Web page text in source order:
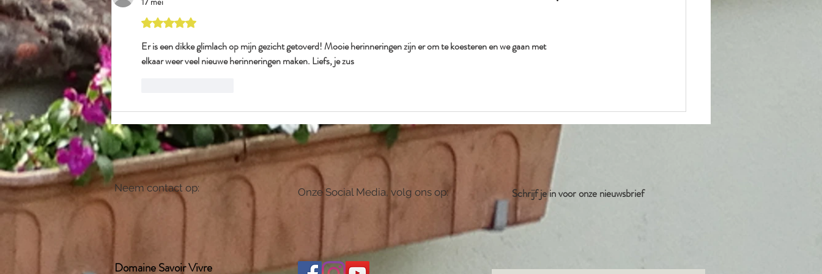
Beoordeeld met 5 uit 5 sterren.
Er is een dikke glimlach op mijn gezicht getoverd! Mooie herinneringen zijn er om te koesteren en we gaan met
elkaar weer veel nieuwe herinneringen maken. Liefs, je zus
Neem contact op: Onze Social Media, volg ons op: Schrijf je in voor onze nieuwsbrief
Domaine Savoir Vivre